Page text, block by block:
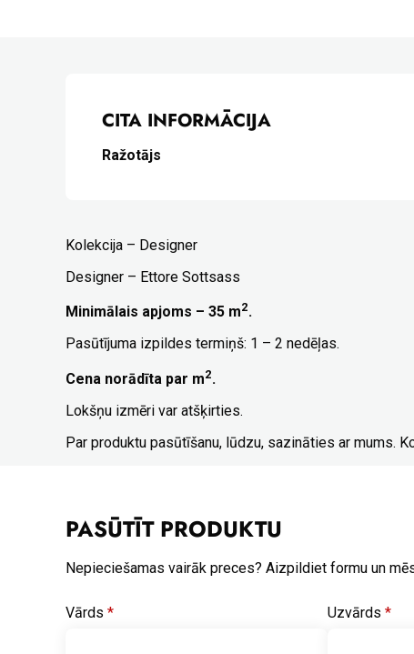
CITA INFORMĀCIJA
Ražotājs
Kolekcija – Designer
Designer – Ettore Sottsass
Minimālais apjoms – 35 m2.
Pasūtījuma izpildes termiņš: 1 – 2 nedēļas.
Cena norādīta par m2.
Lokšņu izmēri var atšķirties.
Par produktu pasūtīšanu, lūdzu, sazināties ar mums.
PASŪTĪT PRODUKTU
Nepieciešamas vairāk preces? Aizpildiet formu un
Vārds * Uzvārds *